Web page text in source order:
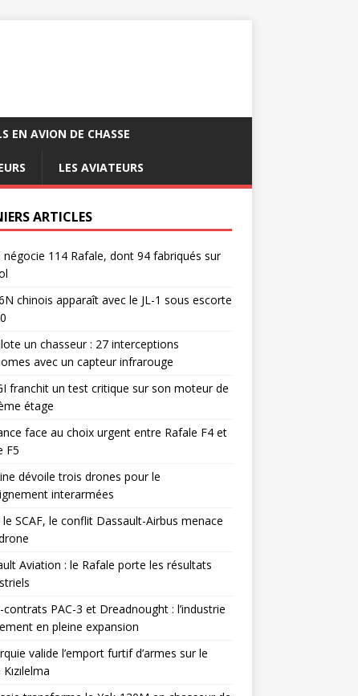
EN AVION DE CHASSE
LES AVIATEURS
ARTICLES
négocie 114 Rafale, dont 94 fabriqués sur
chinois apparaît avec le JL-1 sous escorte
un chasseur : 27 interceptions
avec un capteur infrarouge
franchit un test critique sur son moteur de
étage
face au choix urgent entre Rafale F4 et
F5
dévoile trois drones pour le
interarmées
le SCAF, le conflit Dassault-Airbus menace
Aviation : le Rafale porte les résultats
contrats PAC-3 et Dreadnought : l’industrie
en pleine expansion
valide l’emport furtif d’armes sur le